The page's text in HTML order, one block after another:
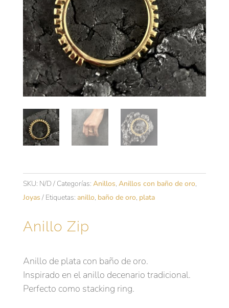
SKU: N/D Categorías: Anillos, Anillos con baño de oro,
Joyas
Etiquetas: anillo, baño de oro, plata
Anillo Zip
Anillo de plata con baño de oro.
Inspirado en el anillo decenario tradicional.
Perfecto como stacking ring.